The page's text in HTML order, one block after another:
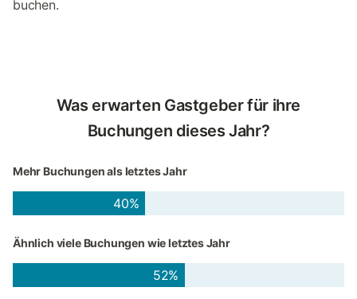
buchen.
Was erwarten Gastgeber für ihre
Buchungen dieses Jahr?
Mehr Buchungen als letztes Jahr
40%
Ähnlich viele Buchungen wie letztes Jahr
52%